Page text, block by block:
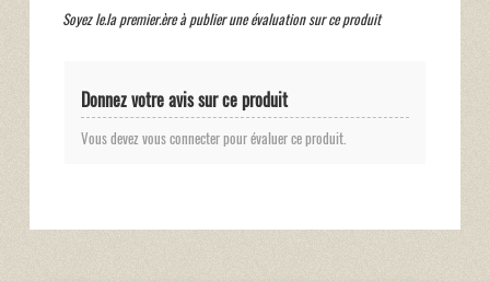
Soyez le.la premier.ère à publier une évaluation sur ce produit
Donnez votre avis sur ce produit
Vous devez vous connecter pour évaluer ce produit.